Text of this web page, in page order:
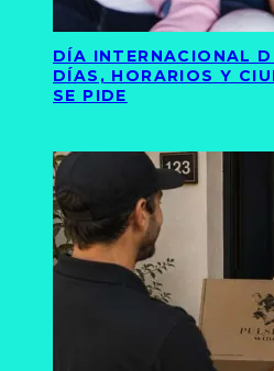
DÍA INTERNACIONAL
DÍAS, HORARIOS Y
SE PIDE